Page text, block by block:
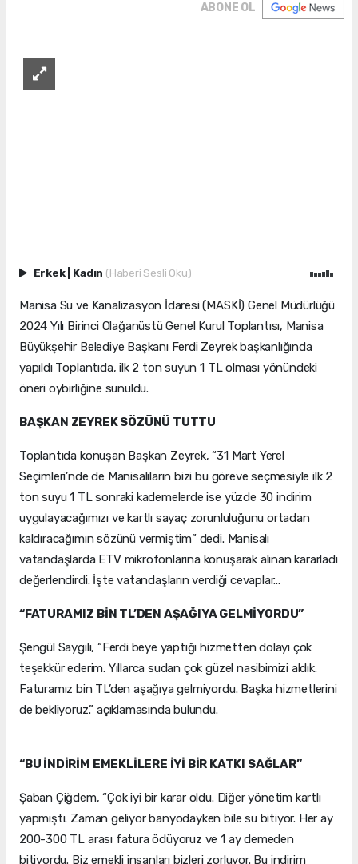
ABONE OL
Erkek Kadın (Haberi Sesli Oku)
Manisa Su ve Kanalizasyon İdaresi (MASKİ) Genel Müdürlüğü
2024 Yılı Birinci Olağanüstü Genel Kurul Toplantısı, Manisa
Büyükşehir Belediye Başkanı Ferdi Zeyrek başkanlığında
yapıldı Toplantıda, ilk 2 ton suyun 1 TL olması yönündeki
öneri oybirliğine sunuldu.
BAŞKAN ZEYREK SÖZÜNÜ TUTTU
Toplantıda konuşan Başkan Zeyrek, “31 Mart Yerel
Seçimleri’nde de Manisalıların bizi bu göreve seçmesiyle ilk 2
ton suyu 1 TL sonraki kademelerde ise yüzde 30 indirim
uygulayacağımızı ve kartlı sayaç zorunluluğunu ortadan
kaldıracağımın sözünü vermiştim” dedi. Manisalı
vatandaşlarda ETV mikrofonlarına konuşarak alınan kararladı
değerlendirdi. İşte vatandaşların verdiği cevaplar…
“FATURAMIZ BİN TL’DEN AŞAĞIYA GELMİYORDU”
Şengül Saygılı, “Ferdi beye yaptığı hizmetten dolayı çok
teşekkür ederim. Yıllarca sudan çok güzel nasibimizi aldık.
Faturamız bin TL’den aşağıya gelmiyordu. Başka hizmetlerini
de bekliyoruz.” açıklamasında bulundu.
“BU İNDİRİM EMEKLİLERE İYİ BİR KATKI SAĞLAR”
Şaban Çiğdem, “Çok iyi bir karar oldu. Diğer yönetim kartlı
yapmıştı. Zaman geliyor banyodayken bile su bitiyor. Her ay
200-300 TL arası fatura ödüyoruz ve 1 ay demeden
bitiyordu. Biz emekli insanları bizleri zorluyor. Bu indirim